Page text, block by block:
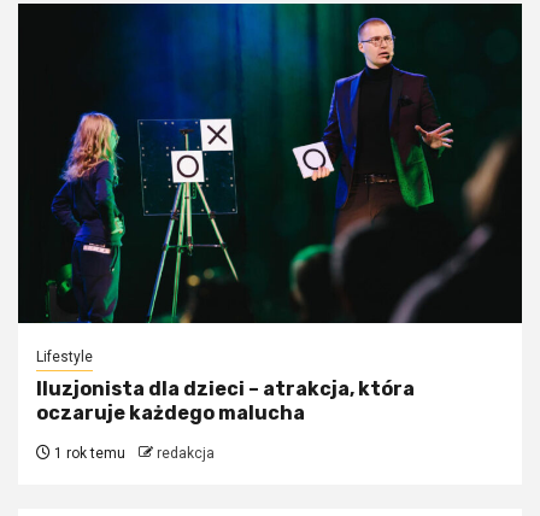
Lifestyle
Iluzjonista dla dzieci – atrakcja, która
oczaruje każdego malucha
1 rok temu redakcja